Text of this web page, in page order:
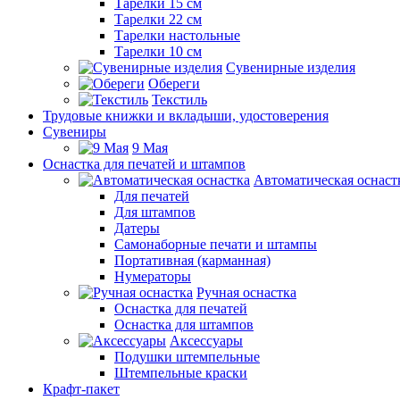
Тарелки 15 см
Тарелки 22 см
Тарелки настольные
Тарелки 10 см
Сувенирные изделия
Обереги
Текстиль
Трудовые книжки и вкладыши, удостоверения
Сувениры
9 Мая
Оснастка для печатей и штампов
Автоматическая
Для печатей
Для штампов
Датеры
Самонаборные печати и штампы
Портативная (карманная)
Нумераторы
Ручная оснастка
Оснастка для печатей
Оснастка для штампов
Аксессуары
Подушки штемпельные
Штемпельные краски
Крафт-пакет